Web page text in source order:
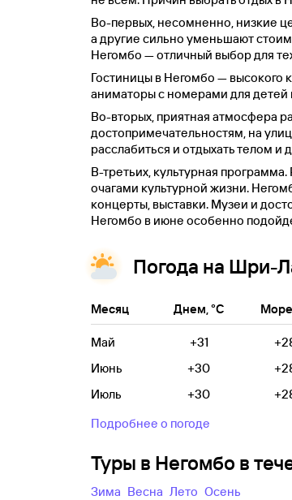
Во-первых, несомненно, низкие
а другие сильно уменьшают
Негомбо — отличный выбор для
Гостиницы в Негомбо — высокого
аниматоры с номерами для детей
Во-вторых, приятная атмосфера
достопримечательностям, на
расслабиться и отдыхать телом
В-третьих, культурная
очагами культурной жизни.
концерты, выставки. Музеи и
Негомбо в июне особенно
Погода на Шри-
Месяц Днем, °C
Май +31
Июнь
+30
Июль
+30
Подробнее о погоде
Туры в Негомбо в
зима весна лето
осень